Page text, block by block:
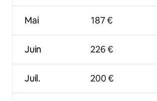
Mai
Juin
Juil.
187 €
226 €
200 €